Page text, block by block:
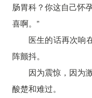
肠胃科？你这自己怀
喜啊。”
医生的话再次响
阵颤抖。
因为震惊，因为
酸楚和难过。